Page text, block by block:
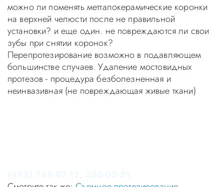
можно ли поменять метталокерамические коронки
на верхней челюсти после не правильной
установки? и еще один. не повреждаются ли свои
зубы при снятии коронок?
Перепротезирование возможно в подавляющем
большинстве случаев. Удаление мостовидных
протезов - процедура безболезненная и
неинвазивная (не повреждающая живые ткани)